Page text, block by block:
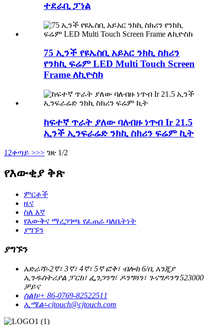
ተደራቢ ፓነል
75 ኢንች የዩኤስቢ አይአር ንክኪ ስክሪን
የንክኪ ፍሬም LED Multi Touch Screen
Frame ለኪዮስክ
ከፍተኛ ጥራት ያለው ባለብዙ ነጥብ Ir 21.5
ኢንች ኢንፍራሬድ ንክኪ ስክሪን ፍሬም ኪት
1 2ቀጣይ >>> ገጽ 1/2
የእውቂያ ቅጽ
ምርቶች
ዜና
ስለ እኛ
የእውቅና ማረጋገጫ የፈጠራ ባለቤትነት
ያግኙን
ያግኙን
አድራሻ፡-2ኛ፣ 3ኛ፣ 4ኛ፣ 5ኛ ፎቅ፣ ብሎክ 6/ቢ አንጂያ
ኢንዱስትሪያል ፓርክ፣ ፌንጋንግ፣ ዶንግጓን፣ ጉናግዶንግ 523000
ቻይና
ስልክ፡+ 86-0769-82522511
ኢሜል፡-cjtouch@cjtouch.com